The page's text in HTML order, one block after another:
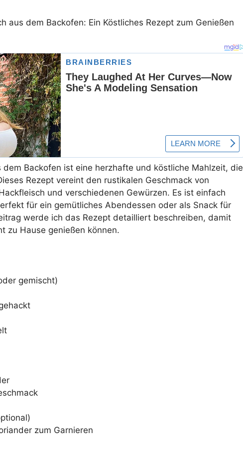
aus dem Backofen: Ein Köstliches Rezept zum Genießen
Backofen ist eine herzhafte und köstliche Mahlzeit, die
Rezept vereint den rustikalen Geschmack von
und verschiedenen Gewürzen. Es ist einfach
für ein gemütliches Abendessen oder als Snack für
werde ich das Rezept detailliert beschreiben, damit
zu Hause genießen können.
gemischt)
zum Garnieren